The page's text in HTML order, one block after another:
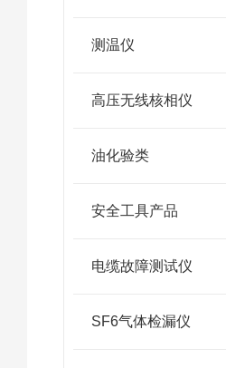
测温仪
高压无线核相仪
油化验类
安全工具产品
电缆故障测试仪
SF6气体检漏仪